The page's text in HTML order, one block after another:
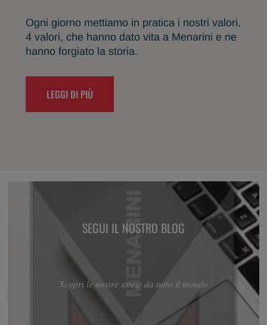
Ogni giorno mettiamo in pratica i nostri valori.
4 valori, che hanno dato vita a Menarini e ne
hanno forgiato la storia.
LEGGI DI PIÙ
SEGUI IL NOSTRO BLOG
Scopri le nostre storie da tutto il mondo